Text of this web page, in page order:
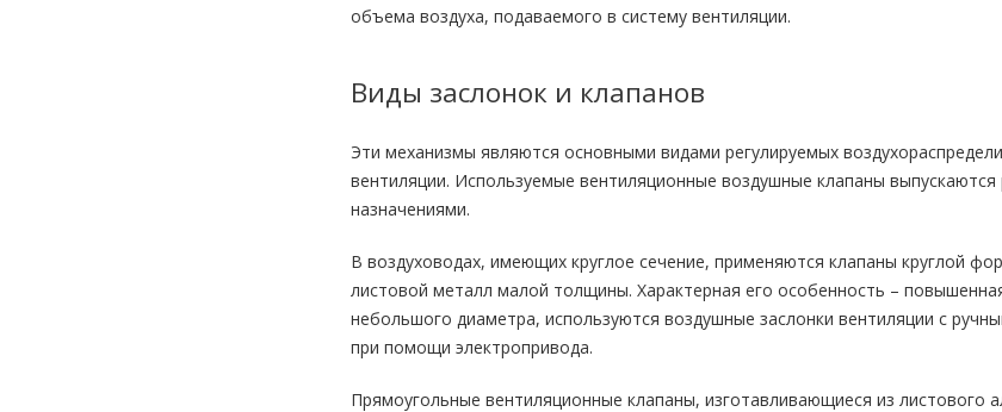
объема воздуха, подаваемого в систему вентиляции.
Виды заслонок и клапанов
Эти механизмы являются основными видами регулируемых
вентиляции. Используемые вентиляционные воздушные клапаны
назначениями.
В воздуховодах, имеющих круглое сечение, применяются клапаны круглой
листовой металл малой толщины. Характерная его особенность –
небольшого диаметра, используются воздушные заслонки вентиляции с
при помощи электропривода.
Прямоугольные вентиляционные клапаны, изготавливающиеся из